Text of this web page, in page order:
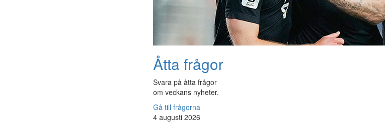
Åtta frågor
Svara på åtta frågor
om veckans nyheter.
Gå till frågorna
4 augusti 2026